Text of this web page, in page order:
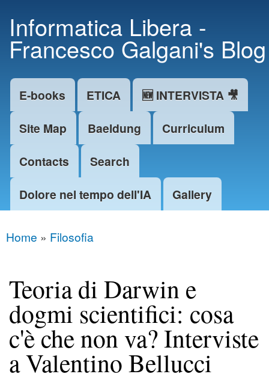
main
content
Informatica Libera -
Francesco Galgani's Blog
Main menu
E-books ETICA
🆕 INTERVISTA 🎥
Site Map
Baeldung
Curriculum
Contacts
Search
Dolore nel tempo dell'IA
Gallery
You are here
Home » Filosofia
Teoria di Darwin e
dogmi scientifici: cosa
c'è che non va? Interviste
a Valentino Bellucci